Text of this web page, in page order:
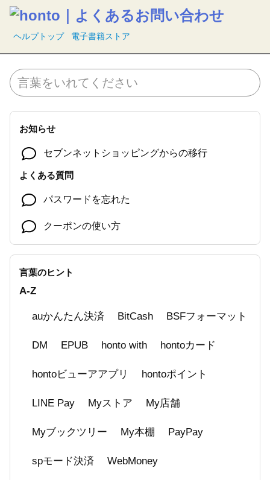
ヘルプトップ 電子書籍ストア
お知らせ
セブンネットショッピングからの移行
よくある質問
パスワードを忘れた
クーポンの使い方
ログインできない
電子書籍のダウンロードや閲覧時にエラーが発
支払い方法一覧
言葉のヒント
A-Z
auかんたん決済 BitCash BSFフォーマット
DM EPUB honto with hontoカード
hontoビューアアプリ hontoポイント
LINE Pay Myストア My店舗
Myブックツリー My本棚 PayPay
spモード決済 WebMoney